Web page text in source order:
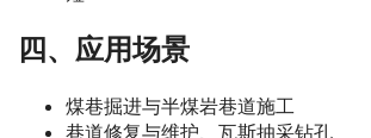
四、应用场景
煤巷掘进与半煤岩巷道施工
巷道修复与维护、瓦斯抽采钻孔